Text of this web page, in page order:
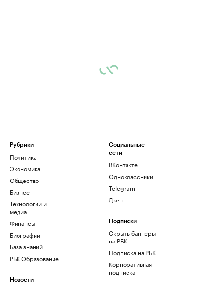
Рубрики
Политика
Экономика
Общество
Бизнес
Технологии и
медиа
Финансы
Биографии
База знаний
РБК Образование
Новости
Социальные
сети
ВКонтакте
Одноклассники
Telegram
Дзен
Подписки
Скрыть баннеры
на РБК
Подписка на РБК
Корпоративная
подписка